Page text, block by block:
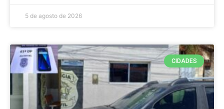
5 de agosto de 2026
CIDADES